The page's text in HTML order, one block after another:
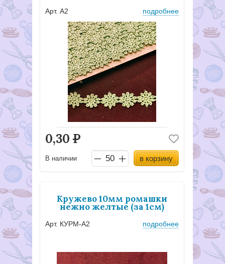
Арт. А2 подробнее
0,30 Р
В наличии в корзину
Кружево 10мм ромашки
нежно желтые (за 1см)
Арт. КУРМ-А2 подробнее